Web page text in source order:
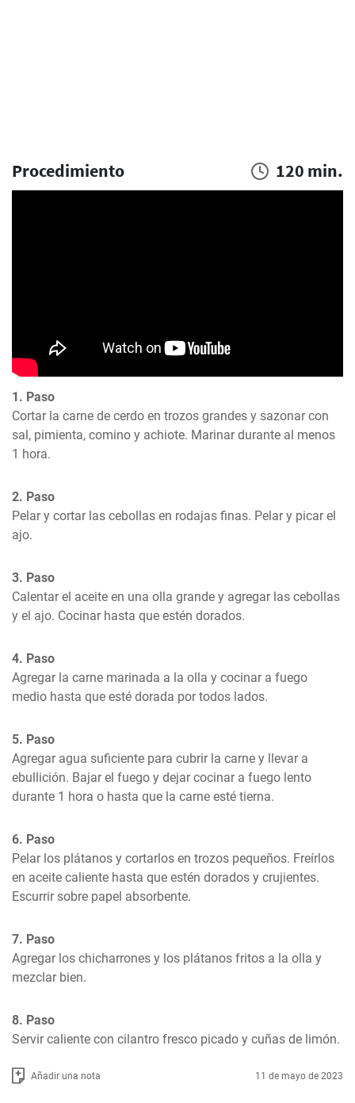
Procedimiento 120 min.
1. Paso
Cortar la carne de cerdo en trozos grandes y sazonar con
sal, pimienta, comino y achiote. Marinar durante al menos
1 hora.
2. Paso
Pelar y cortar las cebollas en rodajas finas. Pelar y picar el
ajo.
3. Paso
Calentar el aceite en una olla grande y agregar las cebollas
y el ajo. Cocinar hasta que estén dorados.
4. Paso
Agregar la carne marinada a la olla y cocinar a fuego
medio hasta que esté dorada por todos lados.
5. Paso
Agregar agua suficiente para cubrir la carne y llevar a
ebullición. Bajar el fuego y dejar cocinar a fuego lento
durante 1 hora o hasta que la carne esté tierna.
6. Paso
Pelar los plátanos y cortarlos en trozos pequeños. Freírlos
en aceite caliente hasta que estén dorados y crujientes.
Escurrir sobre papel absorbente.
7. Paso
Agregar los chicharrones y los plátanos fritos a la olla y
mezclar bien.
8. Paso
Servir caliente con cilantro fresco picado y cuñas de limón.
Añadir una nota 11 de mayo de 2023